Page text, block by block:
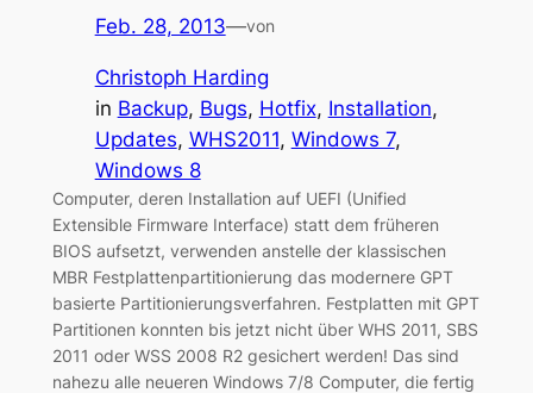
Feb. 28, 2013—von
Christoph Harding
in Backup, Bugs, Hotfix, Installation
Updates, WHS2011, Windows 7
Windows 8
Computer, deren Installation auf UEFI (Unified
Extensible Firmware Interface) statt dem früheren
BIOS aufsetzt, verwenden anstelle der klassischen
MBR Festplattenpartitionierung das modernere GPT
basierte Partitionierungsverfahren. Festplatten mit GPT
Partitionen konnten bis jetzt nicht über WHS 2011, SBS
2011 oder WSS 2008 R2 gesichert werden! Das sind
nahezu alle neueren Windows 7/8 Computer, die fertig